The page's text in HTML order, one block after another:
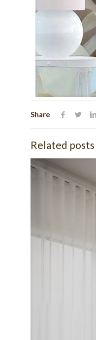
Share
Related posts